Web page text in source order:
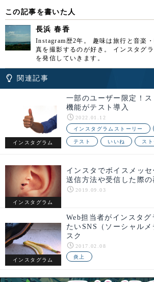
この記事を書いた人
長浜 春香
Instagram歴2年。 趣味は旅行と音楽
真を撮影するのが好き。 インスタグ
を発信していきます。
関連記事
インスタグラム
一部のユーザー限定！
機能がテスト導入
2022.01.12
インスタグラムストーリー
テスト いいね ス
インスタグラム
インスタでボイスメッセ
送信方法や受信した際の
2019.09.03
インスタグラム
Web担当者がインスタ
たいSNS（ソーシャル
スク
2017.02.08
炎上